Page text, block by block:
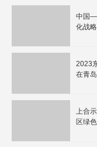
中国—
化战
2023
在青
上合
区绿